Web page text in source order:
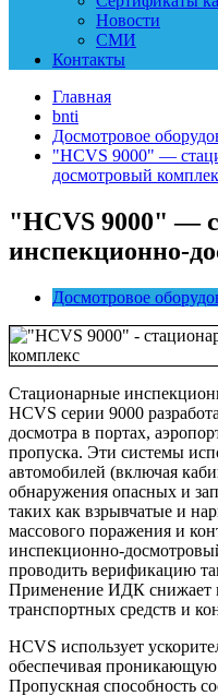
Новости
СМИ
Контакты
Главная
bnti
Досмотровое
"HCVS 9000" —
досмотровый
"HCVS 9000" — c
инспекционно-
Досмотровое
Стационарные
HCVS серии 9000
досмотра в портах,
пропуска. Эти системы
автомобилей (включая
обнаружения опасных и
таких как взрывчатые и
массового поражения и
инспекционно-
проводить верификацию
Применение ИДК снижает
транспортных средств и
HCVS использует
обеспечивая проникающую
Пропускная способность